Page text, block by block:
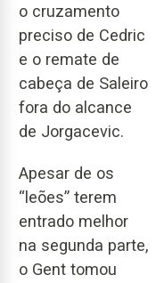
o cruzamento
preciso de Cedric
e o remate de
cabeça de Saleiro
fora do alcance
de Jorgacevic.
Apesar de os
“leões” terem
entrado melhor
na segunda parte,
o Gent tomou